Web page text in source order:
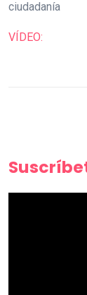
ciudadanía
VÍDEO: